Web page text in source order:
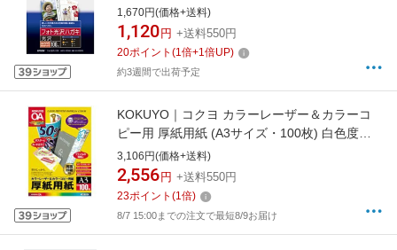
KH100PK[KH100PK]
1,670円(価格+送料)
1,120 円 +送料550円
20ポイント (1倍+1倍UP)
約3週間で出荷予定
KOKUYO｜コクヨ カラーレーザー＆カラーコ
ピー用 厚紙用紙 (A3サイズ・100枚) 白色度
98%程度 LBP-F33[LBPF33]
3,106円(価格+送料)
2,556 円 +送料550円
23ポイント (1倍)
8/7 15:00までの注文で最短8/9お届け